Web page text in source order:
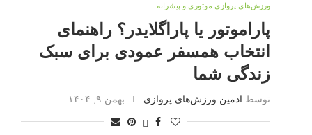
ورزش‌های پروازی موتوری و پیشرانه
پاراموتور یا پاراگلایدر؟ راهنمای
انتخاب همسفر عمودی برای سبک
زندگی شما
توسط ادمین ورزش‌های پروازی بهمن ۹, ۱۴۰۴